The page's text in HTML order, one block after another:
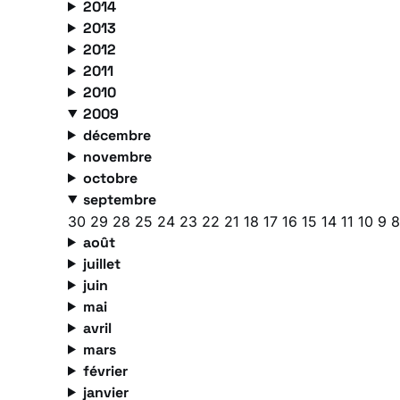
2014
2013
2012
2011
2010
2009
décembre
novembre
octobre
septembre
30 29 28 25 24 23 22 21 18 17 16 15 14 11 10 9 8
août
juillet
juin
mai
avril
mars
février
janvier